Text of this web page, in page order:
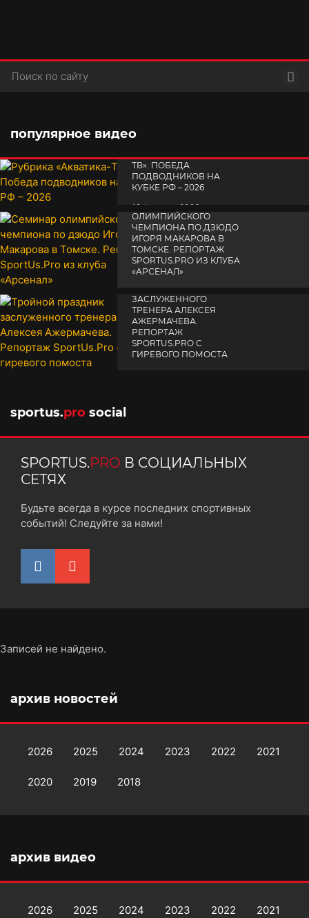
популярное видео
TВ». ПОБЕДА
ПОДВОДНИКОВ НА
КУБКЕ РФ – 2026
19 февраля 2026
СЕМИНАР
ОЛИМПИЙСКОГО
ЧЕМПИОНА ПО ДЗЮДО
ИГОРЯ МАКАРОВА В
ТОМСКЕ. РЕПОРТАЖ
SPORTUS.PRO ИЗ КЛУБА
«АРСЕНАЛ»
ЗАСЛУЖЕННОГО
ТРЕНЕРА АЛЕКСЕЯ
АЖЕРМАЧЕВА.
РЕПОРТАЖ
SPORTUS.PRO С
ГИРЕВОГО ПОМОСТА
sportus.pro social
SPORTUS.PRO В СОЦИАЛЬНЫХ
СЕТЯХ
Будьте всегда в курсе последних спортивных
событий! Следуйте за нами!
Записей не найдено.
архив новостей
2026 2025 2024 2023 2022 2021
2020 2019 2018
архив видео
2026 2025 2024 2023 2022 2021